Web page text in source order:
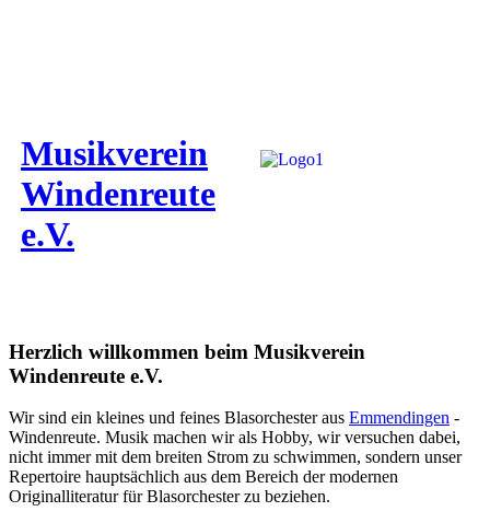
Musikverein
Windenreute
e.V.
Herzlich willkommen beim Musikverein
Windenreute e.V.
Wir sind ein kleines und feines Blasorchester aus Emmendingen -
Windenreute. Musik machen wir als Hobby, wir versuchen dabei,
nicht immer mit dem breiten Strom zu schwimmen, sondern unser
Repertoire hauptsächlich aus dem Bereich der modernen
Originalliteratur für Blasorchester zu beziehen.